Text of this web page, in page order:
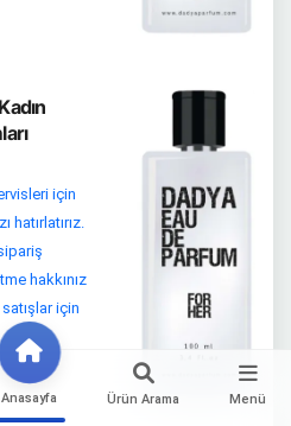
Anasayfa Ürün Arama Menü
için
hatırlatırız.
hakkınız
için